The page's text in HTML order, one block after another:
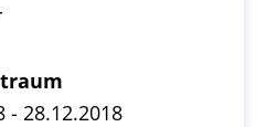
- 28.12.2018